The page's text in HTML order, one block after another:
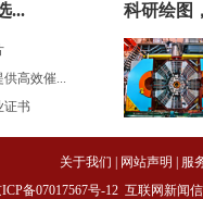
...
高效催...
证书
科研绘图
关于我们 网站声明
服
备07017567号-12 互联网新闻